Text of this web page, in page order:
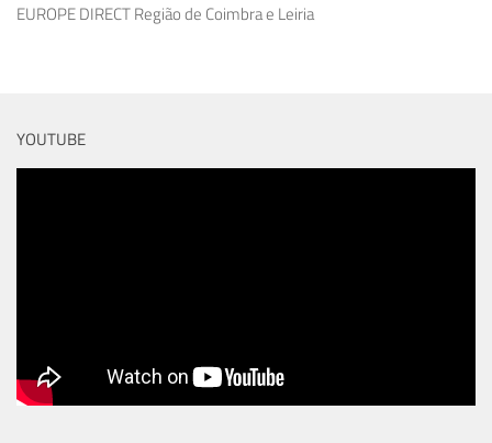
EUROPE DIRECT Região de Coimbra e Leiria
YOUTUBE